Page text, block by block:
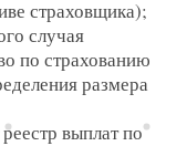
страховщика);
случая
по страхованию
размера
выплат по